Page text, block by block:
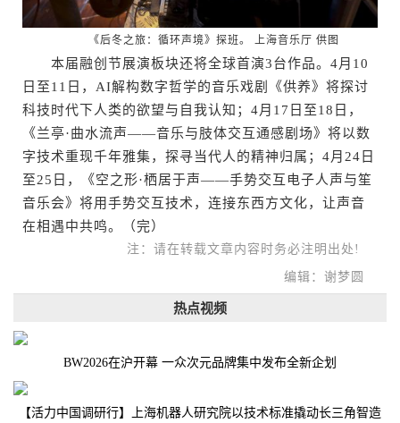
《后冬之旅：循环声境》探班。 上海音乐厅 供图
本届融创节展演板块还将全球首演3台作品。4月10
日至11日，AI解构数字哲学的音乐戏剧《供养》将探讨
科技时代下人类的欲望与自我认知；4月17日至18日，
《兰亭·曲水流声——音乐与肢体交互通感剧场》将以数
字技术重现千年雅集，探寻当代人的精神归属；4月24日
至25日，《空之形·栖居于声——手势交互电子人声与笙
音乐会》将用手势交互技术，连接东西方文化，让声音
在相遇中共鸣。（完）
注：请在转载文章内容时务必注明出处!
编辑：谢梦圆
热点视频
BW2026在沪开幕 一众次元品牌集中发布全新企划
【活力中国调研行】上海机器人研究院以技术标准撬动长三角智造